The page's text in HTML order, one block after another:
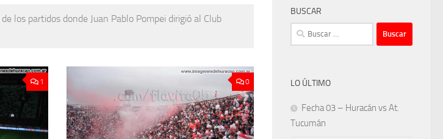
los partidos donde Juan Pablo Pompei dirigió al Club
1 0
BUSCAR
Buscar:
LO ÚLTIMO
Fecha 03 – Huracán vs At.
Tucumán